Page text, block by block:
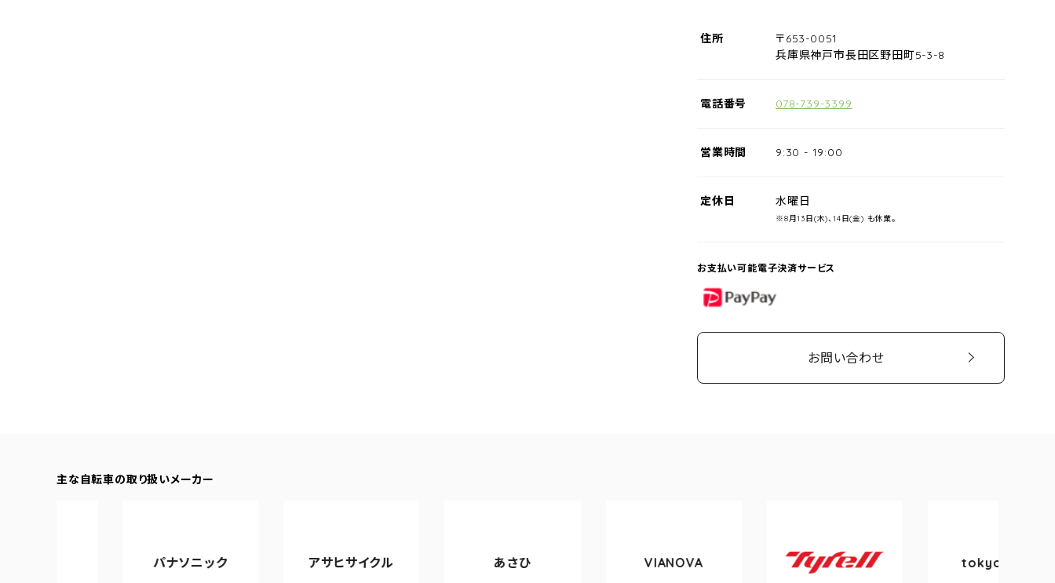
住所
〒653-0051
兵庫県神戸市長田区野田町5-3-8
電話番号 078-739-3399
営業時間 9:30 - 19:00
定休日 水曜日
※8月13日(木)、14日(金) も休業。
お支払い可能電子決済サービス
PayPay
お問い合わせ
主な自転車の取り扱いメーカー
パナソニック アサヒサイクル VIANOVA
Tyrell
tokyobike